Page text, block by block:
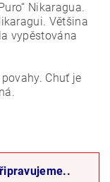
Nikaragua.
Většina
vypěstována
Chuť je